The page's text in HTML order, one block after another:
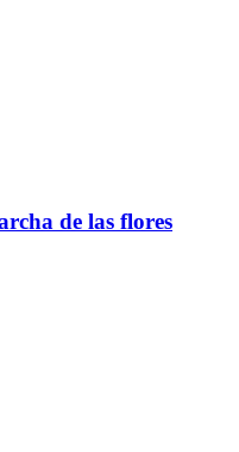
de las flores